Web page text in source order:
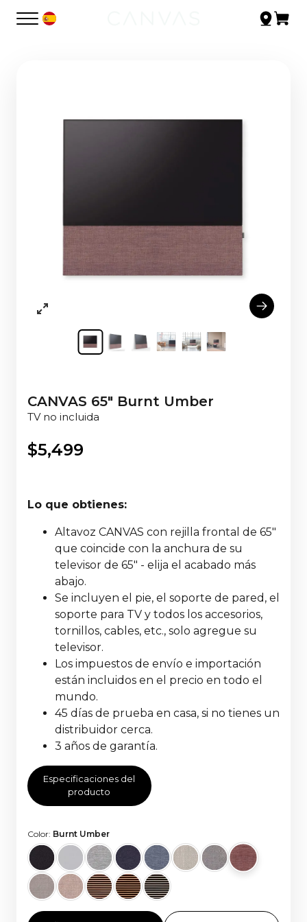
CANVAS 65" Burnt Umber
TV no incluida
$5,499
Lo que obtienes:
Altavoz CANVAS con rejilla frontal de 65"
que coincide con la anchura de su
televisor de 65" - elija el acabado más
abajo.
Se incluyen el pie, el soporte de pared, el
soporte para TV y todos los accesorios,
tornillos, cables, etc., solo agregue su
televisor.
Los impuestos de envío e importación
están incluidos en el precio en todo el
mundo.
45 días de prueba en casa, si no tienes un
distribuidor cerca.
3 años de garantía.
Especificaciones del
producto
Color: Burnt Umber